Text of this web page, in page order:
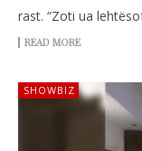
rast. “Zoti ua
READ MORE
SHOWBIZ